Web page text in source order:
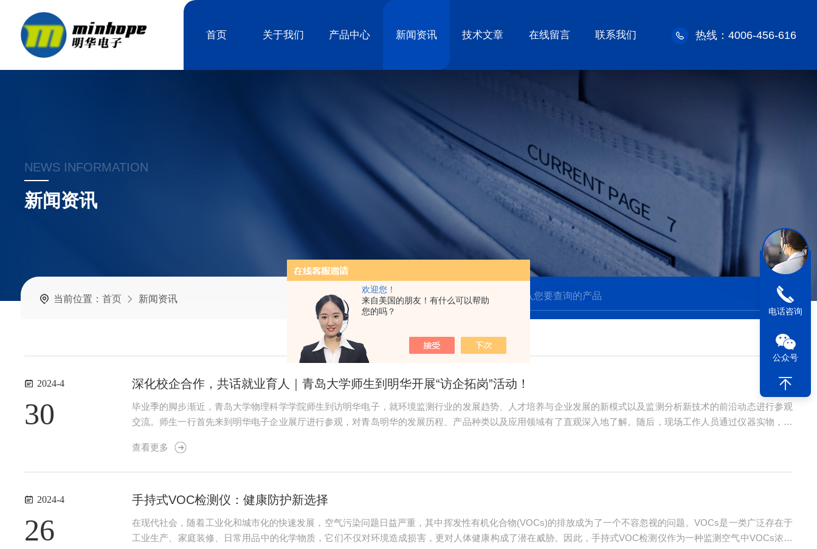
欢迎您！
来自美国的朋友！有什么可以帮助
您的吗？
首页 关于我们 产品中心 新闻资讯 技术文章 在线留言 联系我们 热线：4006-456-616
NEWS INFORMATION
新闻资讯
当前位置： 首页 新闻资讯
2024-4
30
深化校企合作，共话就业育人｜青岛大学师生到明华开展“访企拓岗”活动！
毕业季的脚步渐近，青岛大学物理科学学院师生到访明华电子，就环境监测行业的发展趋势、人才培养与企业发展的新模式以及监测分析新技术的前沿动态进行参观
交流。师生一行首先来到明华电子企业展厅进行参观，对青岛明华的发展历程、产品种类以及应用领域有了直观深入地了解。随后，现场工作人员通过仪器实物，将
从企业角度出发，针对企业的用人需求、人才培养策略...
查看更多
2024-4
26
手持式VOC检测仪：健康防护新选择
在现代社会，随着工业化和城市化的快速发展，空气污染问题日益严重，其中挥发性有机化合物(VOCs)的排放成为了一个不容忽视的问题。VOCs是一类广泛存在于
工业生产、家庭装修、日常用品中的化学物质，它们不仅对环境造成损害，更对人体健康构成了潜在威胁。因此，手持式VOC检测仪作为一种监测空气中VOCs浓度
电话咨询
公众号